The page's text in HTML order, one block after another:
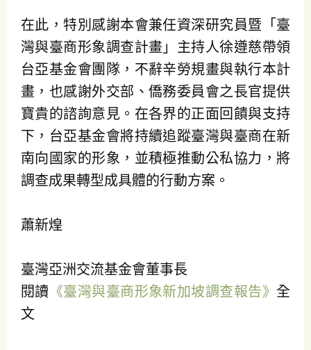
在此，特別感謝本會兼任資深研究員暨「臺
灣與臺商形象調查計畫」主持人徐遵慈帶領
台亞基金會團隊，不辭辛勞規畫與執行本計
畫，也感謝外交部、僑務委員會之長官提供
寶貴的諮詢意見。在各界的正面回饋與支持
下，台亞基金會將持續追蹤臺灣與臺商在新
南向國家的形象，並積極推動公私協力，將
調查成果轉型成具體的行動方案。
蕭新煌
臺灣亞洲交流基金會董事長
閱讀 《臺灣與臺商形象新加坡調查報告》 全
文